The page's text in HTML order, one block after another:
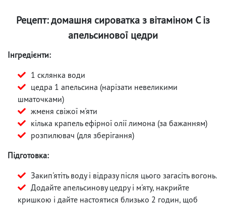
Рецепт: домашня сироватка з вітаміном С із
апельсинової цедри
Інгредієнти:
1 склянка води
цедра 1 апельсина (нарізати невеликими
шматочками)
жменя свіжої м'яти
кілька крапель ефірної олії лимона (за бажанням)
розпилювач (для зберігання)
Підготовка:
Закип'ятіть воду і відразу після цього загасіть вогонь.
Додайте апельсинову цедру і м'яту, накрийте
кришкою і дайте настоятися близько 2 годин, щоб